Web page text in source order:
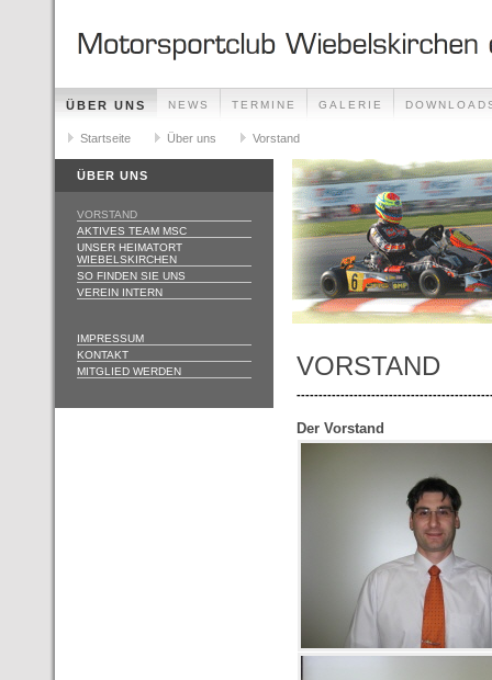
ÜBER UNS NEWS TERMINE GALERIE
Startseite Über uns Vorstand
ÜBER UNS
VORSTAND
AKTIVES TEAM MSC
UNSER HEIMATORT
WIEBELSKIRCHEN
SO FINDEN SIE UNS
VEREIN INTERN
IMPRESSUM
KONTAKT
MITGLIED WERDEN
VORSTAND
Der Vorstand